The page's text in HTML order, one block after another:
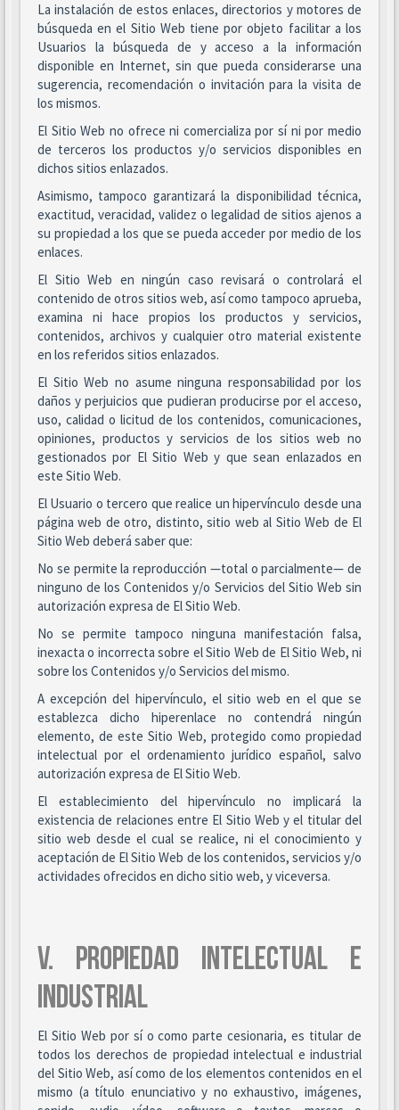
La instalación de estos enlaces, directorios y motores de
búsqueda en el Sitio Web tiene por objeto facilitar a los
Usuarios la búsqueda de y acceso a la información
disponible en Internet, sin que pueda considerarse una
sugerencia, recomendación o invitación para la visita de
los mismos.
El Sitio Web no ofrece ni comercializa por sí ni por medio
de terceros los productos y/o servicios disponibles en
dichos sitios enlazados.
Asimismo, tampoco garantizará la disponibilidad técnica,
exactitud, veracidad, validez o legalidad de sitios ajenos a
su propiedad a los que se pueda acceder por medio de los
enlaces.
El Sitio Web en ningún caso revisará o controlará el
contenido de otros sitios web, así como tampoco aprueba,
examina ni hace propios los productos y servicios,
contenidos, archivos y cualquier otro material existente
en los referidos sitios enlazados.
El Sitio Web no asume ninguna responsabilidad por los
daños y perjuicios que pudieran producirse por el acceso,
uso, calidad o licitud de los contenidos, comunicaciones,
opiniones, productos y servicios de los sitios web no
gestionados por El Sitio Web y que sean enlazados en
este Sitio Web.
El Usuario o tercero que realice un hipervínculo desde una
página web de otro, distinto, sitio web al Sitio Web de El
Sitio Web deberá saber que:
No se permite la reproducción —total o parcialmente— de
ninguno de los Contenidos y/o Servicios del Sitio Web sin
autorización expresa de El Sitio Web.
No se permite tampoco ninguna manifestación falsa,
inexacta o incorrecta sobre el Sitio Web de El Sitio Web, ni
sobre los Contenidos y/o Servicios del mismo.
A excepción del hipervínculo, el sitio web en el que se
establezca dicho hiperenlace no contendrá ningún
elemento, de este Sitio Web, protegido como propiedad
intelectual por el ordenamiento jurídico español, salvo
autorización expresa de El Sitio Web.
El establecimiento del hipervínculo no implicará la
existencia de relaciones entre El Sitio Web y el titular del
sitio web desde el cual se realice, ni el conocimiento y
aceptación de El Sitio Web de los contenidos, servicios y/o
actividades ofrecidos en dicho sitio web, y viceversa.
V. PROPIEDAD INTELECTUAL E
INDUSTRIAL
El Sitio Web por sí o como parte cesionaria, es titular de
todos los derechos de propiedad intelectual e industrial
del Sitio Web, así como de los elementos contenidos en el
mismo (a título enunciativo y no exhaustivo, imágenes,